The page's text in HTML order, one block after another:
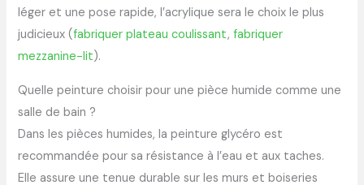
léger et une pose rapide, l’acrylique sera le choix le plus
judicieux (fabriquer plateau coulissant,fabriquer
mezzanine-lit).
Quelle peinture choisir pour une pièce humide comme une
salle de bain ?
Dans les pièces humides, la peinture glycéro est
recommandée pour sa résistance à l’eau et aux taches.
Elle assure une tenue durable sur les murs et boiseries